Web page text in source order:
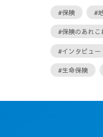
#保険 #
#保険のあれこ
#インタビュー
#生命保険